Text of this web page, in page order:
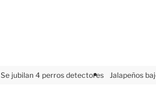
Se jubilan 4 perros detectores Jalapeños